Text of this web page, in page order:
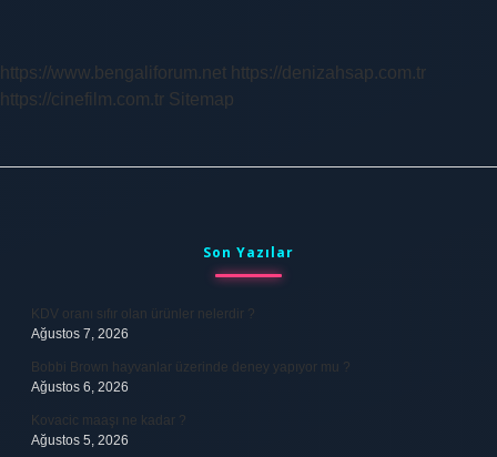
https://www.bengaliforum.net https://denizahsap.com.tr
https://cinefilm.com.tr Sitemap
Son Yazılar
KDV oranı sıfır olan ürünler nelerdir ?
Ağustos 7, 2026
Bobbi Brown hayvanlar üzerinde deney yapıyor mu ?
Ağustos 6, 2026
Kovacic maaşı ne kadar ?
Ağustos 5, 2026